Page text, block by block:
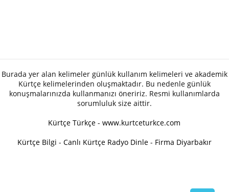
Burada yer alan kelimeler günlük kullanım kelimeleri ve akademik
Kürtçe kelimelerinden oluşmaktadır. Bu nedenle günlük
konuşmalarınızda kullanmanızı öneririz. Resmi kullanımlarda
sorumluluk size aittir.
Kürtçe Türkçe - www.kurtceturkce.com
Kürtçe Bilgi - Canlı Kürtçe Radyo Dinle - Firma Diyarbakır